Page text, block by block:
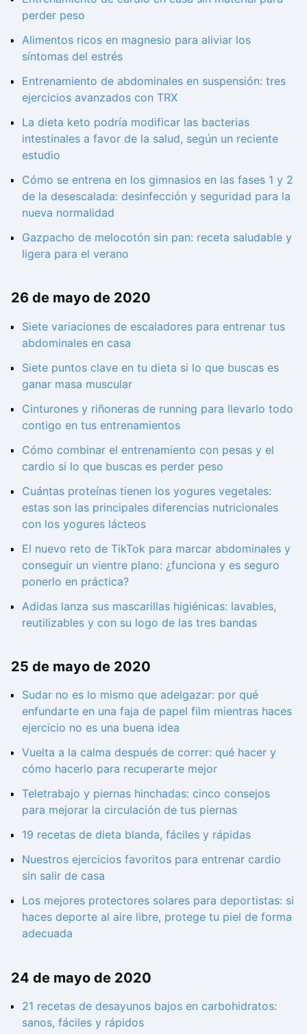
perder peso
Alimentos ricos en magnesio para aliviar los
síntomas del estrés
Entrenamiento de abdominales en suspensión: tres
ejercicios avanzados con TRX
La dieta keto podría modificar las bacterias
intestinales a favor de la salud, según un reciente
estudio
Cómo se entrena en los gimnasios en las fases 1 y 2
de la desescalada: desinfección y seguridad para la
nueva normalidad
Gazpacho de melocotón sin pan: receta saludable y
ligera para el verano
26 de mayo de 2020
Siete variaciones de escaladores para entrenar tus
abdominales en casa
Siete puntos clave en tu dieta si lo que buscas es
ganar masa muscular
Cinturones y riñoneras de running para llevarlo todo
contigo en tus entrenamientos
Cómo combinar el entrenamiento con pesas y el
cardio si lo que buscas es perder peso
Cuántas proteínas tienen los yogures vegetales:
estas son las principales diferencias nutricionales
con los yogures lácteos
El nuevo reto de TikTok para marcar abdominales y
conseguir un vientre plano: ¿funciona y es seguro
ponerlo en práctica?
Adidas lanza sus mascarillas higiénicas: lavables,
reutilizables y con su logo de las tres bandas
25 de mayo de 2020
Sudar no es lo mismo que adelgazar: por qué
enfundarte en una faja de papel film mientras haces
ejercicio no es una buena idea
Vuelta a la calma después de correr: qué hacer y
cómo hacerlo para recuperarte mejor
Teletrabajo y piernas hinchadas: cinco consejos
para mejorar la circulación de tus piernas
19 recetas de dieta blanda, fáciles y rápidas
Nuestros ejercicios favoritos para entrenar cardio
sin salir de casa
Los mejores protectores solares para deportistas: si
haces deporte al aire libre, protege tu piel de forma
adecuada
24 de mayo de 2020
21 recetas de desayunos bajos en carbohidratos:
sanos, fáciles y rápidos